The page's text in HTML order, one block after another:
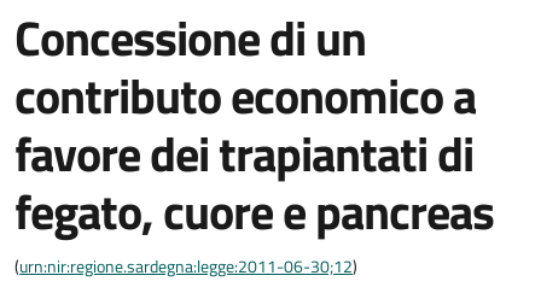
Concessione di un
contributo economico a
favore dei trapiantati di
fegato, cuore e pancreas
(urn:nir:regione.sardegna:legge:2011-06-30;12)